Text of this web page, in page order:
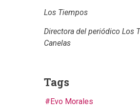
Los Tiempos
Directora del periódico Los
Canelas
Tags
Evo Morales